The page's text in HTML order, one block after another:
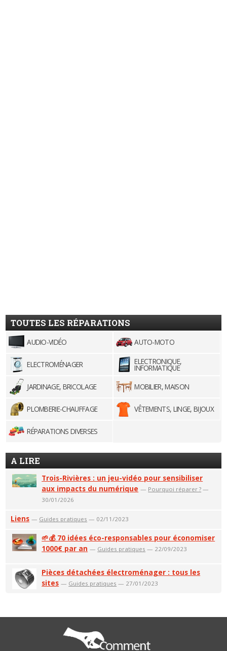
TOUTES LES RÉPARATIONS
AUDIO-VIDÉO AUTO-MOTO
ELECTROMÉNAGER ELECTRONIQUE,
INFORMATIQUE
JARDINAGE, BRICOLAGE
MOBILIER, MAISON
PLOMBERIE-CHAUFFAGE VÊTEMENTS, LINGE, BIJOUX
RÉPARATIONS DIVERSES
A LIRE
Trois-Rivières : un jeu-vidéo pour sensibiliser
aux impacts du numérique — Pourquoi réparer ? —
30/01/2026
Liens — Guides pratiques — 02/11/2023
🌱💰 70 idées éco-responsables pour économiser
1000€ par an — Guides pratiques — 22/09/2023
Pièces détachées électroménager : tous les
sites — Guides pratiques — 27/01/2023